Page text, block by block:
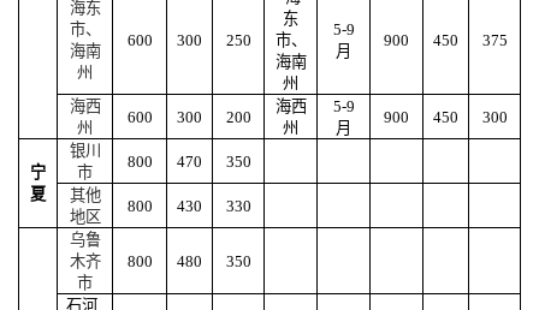
海东
市、
海南
州
600 300 250
东
市、
海南
州
5-9
月
900 450 375
海西
州
600 300 200
海西
州
5-9
月
900 450 300
宁
夏
银川
市
800 470
350
其他
地区
800 430 330
乌鲁
木齐
市
800 480 350
石河